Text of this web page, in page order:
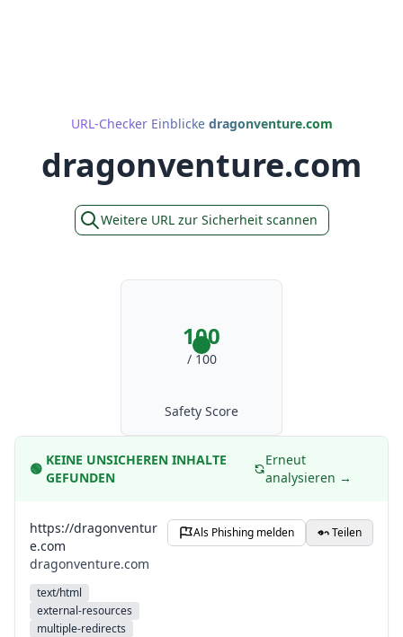
URL-Checker Einblicke dragonventure.com
dragonventure.com
Weitere URL zur Sicherheit scannen
100
/ 100
Safety Score
🟢
KEINE UNSICHEREN INHALTE
GEFUNDEN
Erneut
analysieren →
https://dragonventur
e.com
dragonventure.com
text/html
external-resources
multiple-redirects
Als Phishing melden Teilen